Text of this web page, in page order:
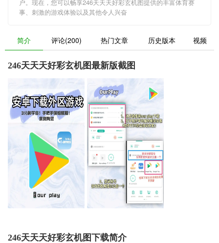
户。现在，您可以畅享246天天天好彩玄机图提供的丰富体育赛
事、刺激的游戏体验以及其他令人兴奋
简介 评论(200) 热门文章 历史版本 视频
246天天天好彩玄机图最新版截图
246天天天好彩玄机图下载简介